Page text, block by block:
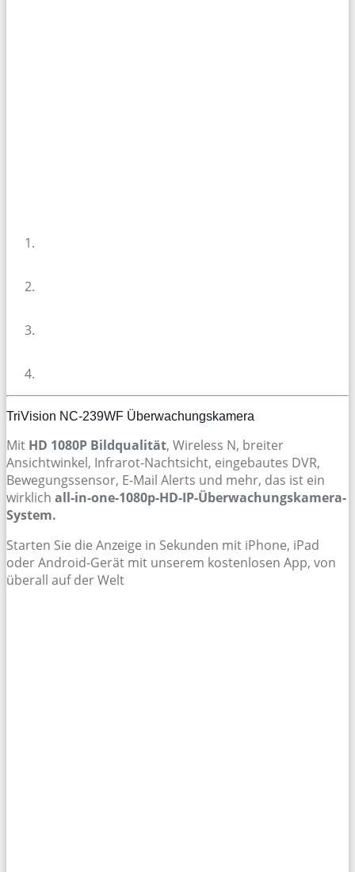
TriVision NC-239WF Überwachungskamera
Mit HD 1080P Bildqualität, Wireless N, breiter
Ansichtwinkel, Infrarot-Nachtsicht, eingebautes DVR,
Bewegungssensor, E-Mail Alerts und mehr, das ist ein
wirklich all-in-one-1080p-HD-IP-Überwachungskamera-
System.
Starten Sie die Anzeige in Sekunden mit iPhone, iPad
oder Android-Gerät mit unserem kostenlosen App, von
überall auf der Welt